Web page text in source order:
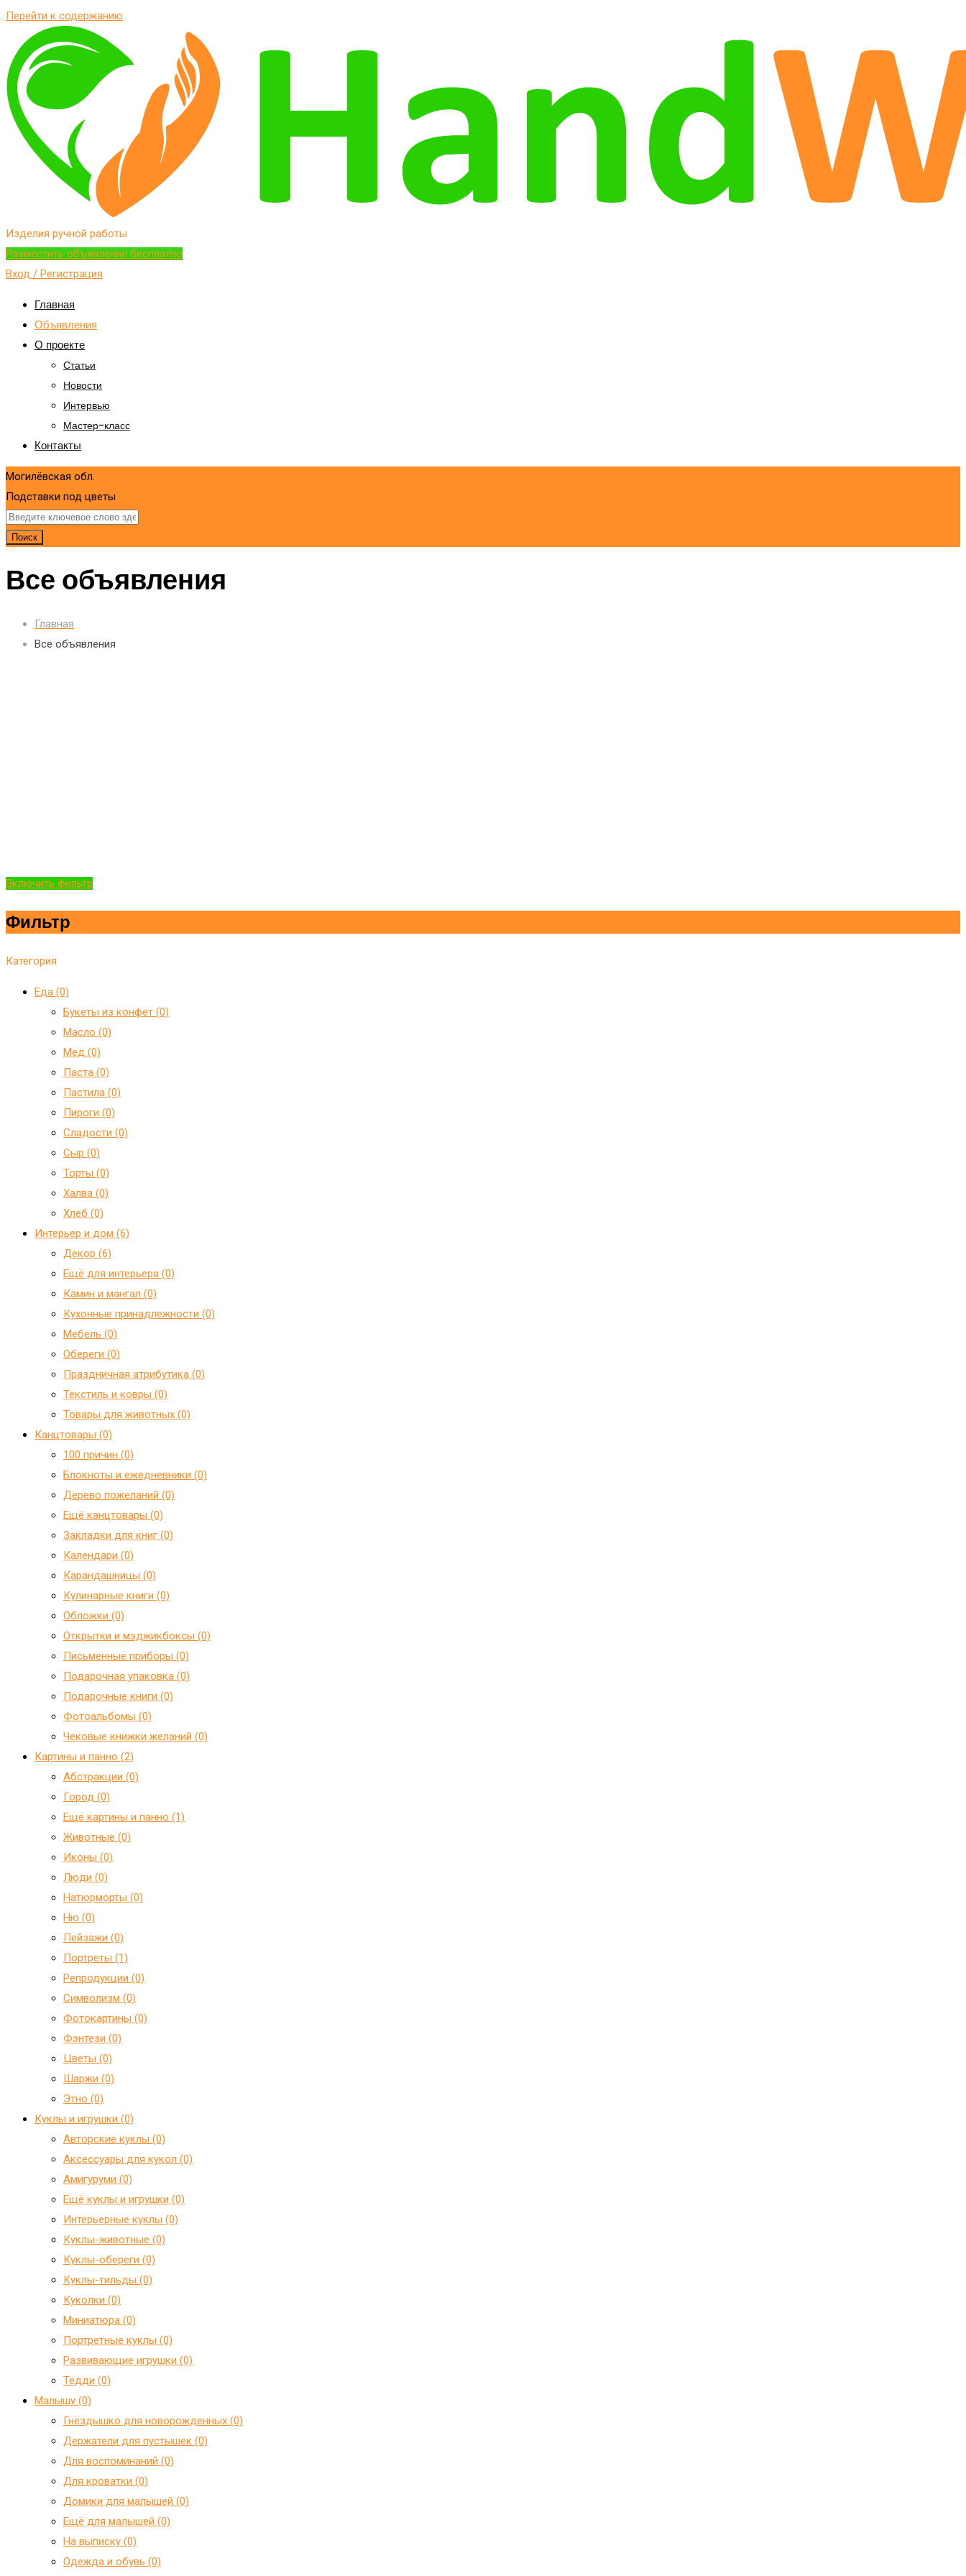
Перейти к содержанию
Изделия ручной работы
Разместить объявление бесплатно
Вход / Регистрация
Главная
Объявления
О проекте
Статьи
Новости
Интервью
Мастер-класс
Контакты
Могилёвская обл.
Подставки под цветы
Поиск
Все объявления
Главная
Все объявления
Включить фильтр
Фильтр
Категория
Еда (0)
Букеты из конфет (0)
Масло (0)
Мед (0)
Паста (0)
Пастила (0)
Пироги (0)
Сладости (0)
Сыр (0)
Торты (0)
Халва (0)
Хлеб (0)
Интерьер и дом (6)
Декор (6)
Ещё для интерьера (0)
Камин и мангал (0)
Кухонные принадлежности (0)
Мебель (0)
Обереги (0)
Праздничная атрибутика (0)
Текстиль и ковры (0)
Товары для животных (0)
Канцтовары (0)
100 причин (0)
Блокноты и ежедневники (0)
Дерево пожеланий (0)
Ещё канцтовары (0)
Закладки для книг (0)
Календари (0)
Карандашницы (0)
Кулинарные книги (0)
Обложки (0)
Открытки и мэджикбоксы (0)
Письменные приборы (0)
Подарочная упаковка (0)
Подарочные книги (0)
Фотоальбомы (0)
Чековые книжки желаний (0)
Картины и панно (2)
Абстракции (0)
Город (0)
Ещё картины и панно (1)
Животные (0)
Иконы (0)
Люди (0)
Натюрморты (0)
Ню (0)
Пейзажи (0)
Портреты (1)
Репродукции (0)
Символизм (0)
Фотокартины (0)
Фэнтези (0)
Цветы (0)
Шаржи (0)
Этно (0)
Куклы и игрушки (0)
Авторские куклы (0)
Аксессуары для кукол (0)
Амигуруми (0)
Ещё куклы и игрушки (0)
Интерьерные куклы (0)
Куклы-животные (0)
Куклы-обереги (0)
Куклы-тильды (0)
Куколки (0)
Миниатюра (0)
Портретные куклы (0)
Развивающие игрушки (0)
Тедди (0)
Малышу (0)
Гнёздышко для новорожденных (0)
Держатели для пустышек (0)
Для воспоминаний (0)
Для кроватки (0)
Домики для малышей (0)
Ещё для малышей (0)
На выписку (0)
Одежда и обувь (0)